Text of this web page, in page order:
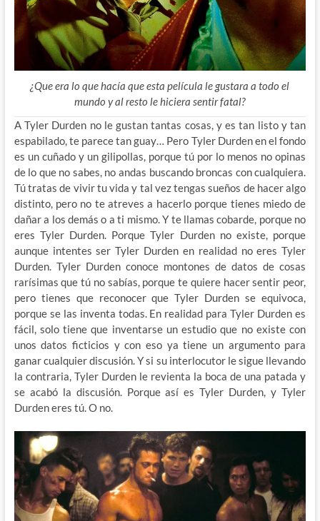
¿Que era lo que hacía que esta película le gustara a todo el
mundo y al resto le hiciera sentir fatal?
A Tyler Durden no le gustan tantas cosas, y es tan listo y tan
espabilado, te parece tan guay… Pero Tyler Durden en el fondo
es un cuñado y un gilipollas, porque tú por lo menos no opinas
de lo que no sabes, no andas buscando broncas con cualquiera.
Tú tratas de vivir tu vida y tal vez tengas sueños de hacer algo
distinto, pero no te atreves a hacerlo porque tienes miedo de
dañar a los demás o a ti mismo. Y te llamas cobarde, porque no
eres Tyler Durden. Porque Tyler Durden no existe, porque
aunque intentes ser Tyler Durden en realidad no eres Tyler
Durden. Tyler Durden conoce montones de datos de cosas
rarísimas que tú no sabías, porque te quiere hacer sentir peor,
pero tienes que reconocer que Tyler Durden se equivoca,
porque se las inventa todas. En realidad para Tyler Durden es
fácil, solo tiene que inventarse un estudio que no existe con
unos datos ficticios y con eso ya tiene un argumento para
ganar cualquier discusión. Y si su interlocutor le sigue llevando
la contraria, Tyler Durden le revienta la boca de una patada y
se acabó la discusión. Porque así es Tyler Durden, y Tyler
Durden eres tú. O no.